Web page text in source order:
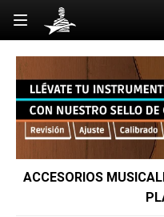

ACCESORIOS